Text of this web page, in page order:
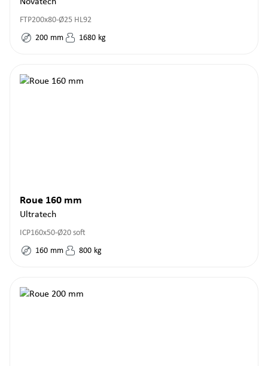
FTP200x80-Ø25 HL92
200 mm 1680 kg
Roue 160 mm
Ultratech
ICP160x50-Ø20 soft
160 mm 800 kg